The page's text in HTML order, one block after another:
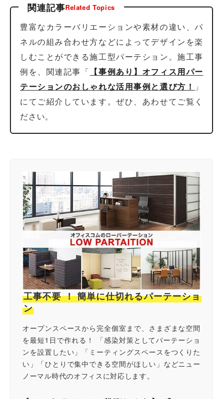
関連記事Related Topics
豊富なカラーバリエーションや素材の違い、パ
ネルの組み合わせ方などによってデザインを楽
しむことができる施工型パーテション。施工事
例を、関連記事「 【事例あり】オフィス用パー
テーションのおしゃれな活用事例と選び方！ 」
にてご紹介しています。ぜひ、あわせてご覧く
ださい。
工事不要 ！ 簡単に仕切れるパーテーショ
ン
オープンスペースから完全個室まで、さまざまな空間
を最短1日で作れる！ 「感染対策としてパーテーショ
ンを設置したい」「ミーティングスペースをつくりた
い」「ひとりで集中できる空間がほしい」などニュー
ノーマル時代のオフィスに対応します。